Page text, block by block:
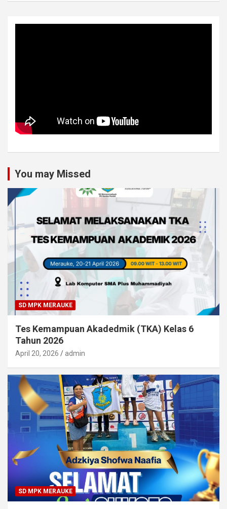
You may Missed
SD MPK MERAUKE
Tes Kemampuan Akadedmik (TKA) Kelas 6
Tahun 2026
April 20, 2026 admin
SD MPK MERAUKE